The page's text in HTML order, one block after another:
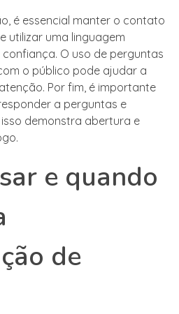
é essencial manter o contato
utilizar uma linguagem
O uso de perguntas
o público pode ajudar a
Por fim, é importante
a perguntas e
demonstra abertura e
e quando
de